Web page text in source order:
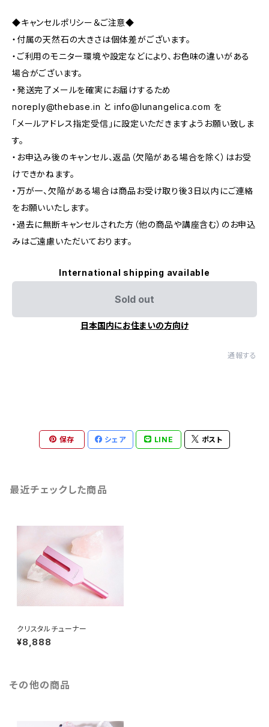
◆キャンセルポリシー＆ご注意◆
・付属の天然石の大きさは個体差がございます。
・ご利用のモニター環境や設定などにより、お色味の違いがある
場合がございます。
・発送完了メールを確実にお届けするため
noreply@thebase.in と info@lunangelica.com を
「メールアドレス指定受信」に設定いただきますようお願い致しま
す。
・お申込み後のキャンセル、返品（欠陥がある場合を除く）はお受
けできかねます。
・万が一、欠陥がある場合は商品お受け取り後3日以内にご連絡
をお願いいたします。
・過去に無断キャンセルされた方（他の商品や講座含む）のお申込
みはご遠慮いただいております。
International shipping available
Sold out
日本国内にお住まいの方向け
通報する
保存 シェア LINE ポスト
最近チェックした商品
クリスタルチューナー
¥8,888
その他の商品